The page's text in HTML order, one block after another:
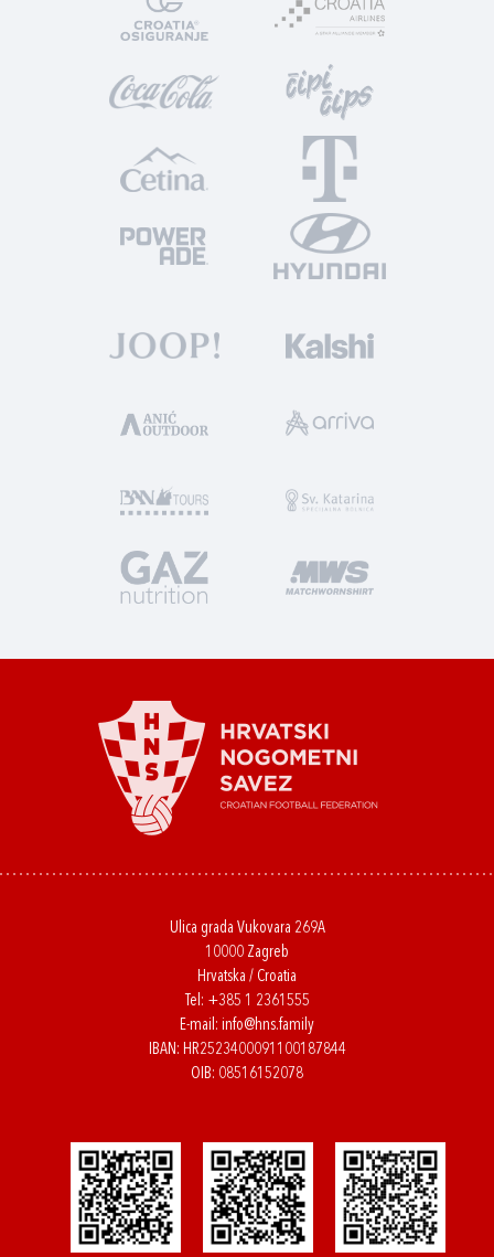
Ulica grada Vukovara 269A
10000 Zagreb
Hrvatska / Croatia
Tel: +385 1 2361555
E-mail: info@hns.family
IBAN: HR2523400091100187844
OIB: 08516152078